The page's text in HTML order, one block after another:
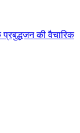
प्रबुद्धजन की वैचारिक